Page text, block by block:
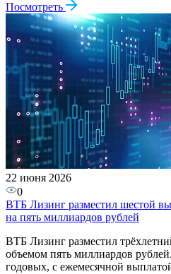
Посмотреть
22 июня 2026
0
ВТБ Лизинг разместил шестой
на пять миллиардов рублей
ВТБ Лизинг разместил
объемом пять миллиардов
годовых, с ежемесячной